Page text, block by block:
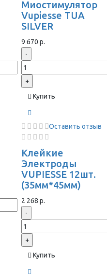
Миостимулятор
Vupiesse TUA
SILVER
9 670 р.
-
+
Купить
Оставить отзыв
Клейкие
Электроды
VUPIESSE 12шт.
(35мм*45мм)
2 268 р.
-
+
Купить